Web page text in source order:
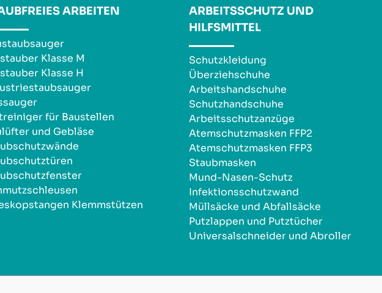
ARBEITEN
Klasse M
Klasse H
für Baustellen
und Gebläse
Klemmstützen
ARBEITSSCHUTZ UND
HILFSMITTEL
Schutzkleidung
Überziehschuhe
Arbeitshandschuhe
Schutzhandschuhe
Arbeitsschutzanzüge
Atemschutzmasken FFP2
Atemschutzmasken FFP3
Staubmasken
Mund-Nasen-Schutz
Infektionsschutzwand
Müllsäcke und Abfallsäcke
Putzlappen und Putztücher
Universalschneider und Abroller